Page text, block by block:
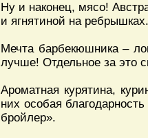
Ну и наконец, мясо!
и ягнятиной на ребрышках.
Мечта барбекюшника –
лучше! Отдельное за это
Ароматная курятина,
них особая
бройлер».